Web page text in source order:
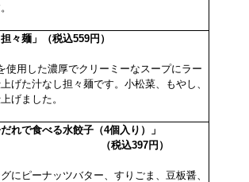
々麺」（税込559円）
使用した濃厚でクリーミーなスープにラー
げた汁なし担々麺です。小松菜、もやし、
げました。
れで食べる水餃子（4個入り）」
397円）
にピーナッツバター、すりごま、 豆板醤、